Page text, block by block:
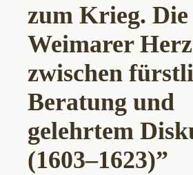
zum Krieg. Die
Weimarer
zwischen
Beratung und
gelehrtem
(1603–1623)”